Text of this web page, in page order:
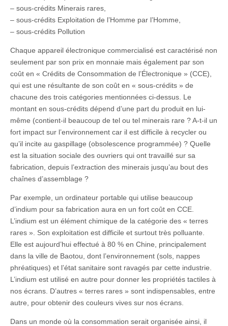
– sous-crédits Minerais rares,
– sous-crédits Exploitation de l’Homme par l’Homme,
– sous-crédits Pollution
Chaque appareil électronique commercialisé est caractérisé non
seulement par son prix en monnaie mais également par son
coût en « Crédits de Consommation de l’Électronique » (CCE),
qui est une résultante de son coût en « sous-crédits » de
chacune des trois catégories mentionnées ci-dessus. Le
montant en sous-crédits dépend d’une part du produit en lui-
même (contient-il beaucoup de tel ou tel minerais rare ? A-t-il un
fort impact sur l’environnement car il est difficile à recycler ou
qu’il incite au gaspillage (obsolescence programmée) ? Quelle
est la situation sociale des ouvriers qui ont travaillé sur sa
fabrication, depuis l’extraction des minerais jusqu’au bout des
chaînes d’assemblage ?
Par exemple, un ordinateur portable qui utilise beaucoup
d’indium pour sa fabrication aura en un fort coût en CCE.
L’indium est un élément chimique de la catégorie des « terres
rares ». Son exploitation est difficile et surtout très polluante.
Elle est aujourd’hui effectué à 80 % en Chine, principalement
dans la ville de Baotou, dont l’environnement (sols, nappes
phréatiques) et l’état sanitaire sont ravagés par cette industrie.
L’indium est utilisé en autre pour donner les propriétés tactiles à
nos écrans. D’autres « terres rares » sont indispensables, entre
autre, pour obtenir des couleurs vives sur nos écrans.
Dans un monde où la consommation serait organisée ainsi, il